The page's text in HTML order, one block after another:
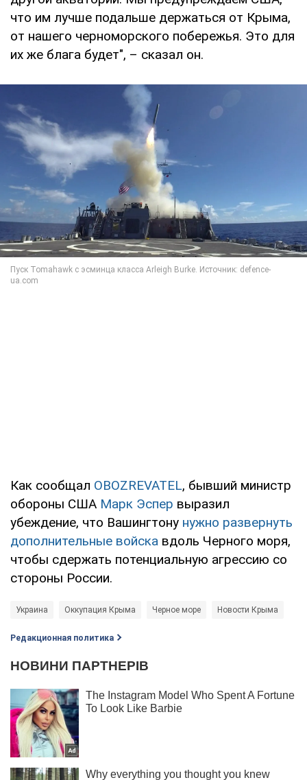
что им лучше подальше держаться от Крыма,
от нашего черноморского побережья. Это для
их же блага будет", – сказал он.
Как сообщал OBOZREVATEL, бывший министр
обороны США Марк Эспер выразил
убеждение, что Вашингтону нужно развернуть
дополнительные войска вдоль Черного моря,
чтобы сдержать потенциальную агрессию со
стороны России.
Украина Оккупация Крыма Черное море Новости Крыма
Редакционная политика